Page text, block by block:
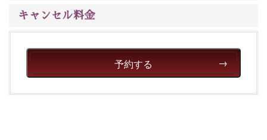
キャンセル料金
予約する